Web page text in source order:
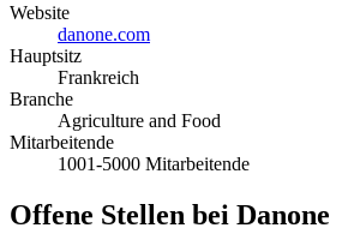
Website
danone.com
Hauptsitz
Frankreich
Branche
Agriculture and Food
Mitarbeitende
1001-5000 Mitarbeitende
Offene Stellen bei Danone